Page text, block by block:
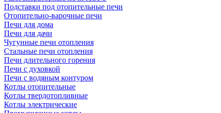
Подставки под отопительные печи
Отопительно-варочные печи
Печи для дома
Печи для дачи
Чугунные печи отопления
Стальные печи отопления
Печи длительного горения
Печи с духовкой
Печи с водяным контуром
Котлы отопительные
Котлы твердотопливные
Котлы электрические